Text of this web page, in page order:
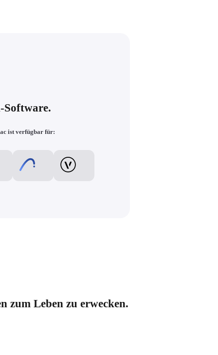
Software.
ist verfügbar für:
zum Leben zu erwecken.